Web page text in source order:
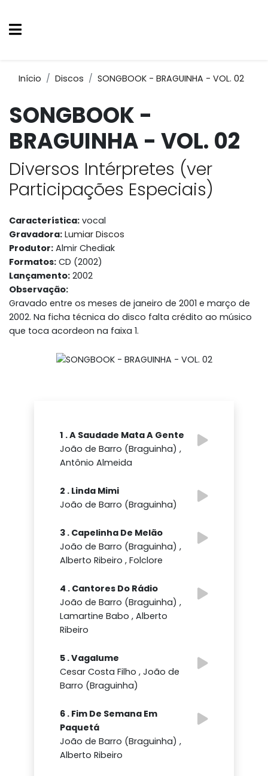
Início Discos SONGBOOK - BRAGUINHA - VOL. 02
SONGBOOK -
BRAGUINHA - VOL. 02
Diversos Intérpretes (ver
Participações Especiais)
Característica: vocal
Gravadora: Lumiar Discos
Produtor: Almir Chediak
Formatos: CD (2002)
Lançamento: 2002
Observação:
Gravado entre os meses de janeiro de 2001 e março de
2002. Na ficha técnica do disco falta crédito ao músico
que toca acordeon na faixa 1.
1 . A Saudade Mata A Gente
João de Barro (Braguinha) ,
Antônio Almeida
2 . Linda Mimi
João de Barro (Braguinha)
3 . Capelinha De Melão
João de Barro (Braguinha) ,
Alberto Ribeiro , Folclore
4 . Cantores Do Rádio
João de Barro (Braguinha) ,
Lamartine Babo , Alberto
Ribeiro
5 . Vagalume
Cesar Costa Filho , João de
Barro (Braguinha)
6 . Fim De Semana Em
Paquetá
João de Barro (Braguinha) ,
Alberto Ribeiro